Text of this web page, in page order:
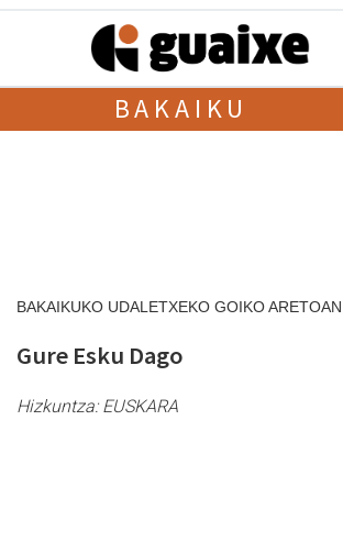
BAKAIKU
BAKAIKUKO UDALETXEKO GOIKO ARETOAN,
Gure Esku Dago
Hizkuntza:EUSKARA